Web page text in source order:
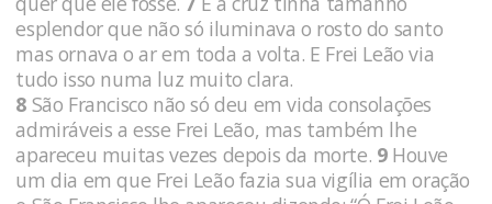
esplendor que não só iluminava o rosto do santo
mas ornava o ar em toda a volta. E Frei Leão via
tudo isso numa luz muito clara.
8 São Francisco não só deu em vida consolações
admiráveis a esse Frei Leão, mas também lhe
apareceu muitas vezes depois da morte. 9Houve
um dia em que Frei Leão fazia sua vigília em oração